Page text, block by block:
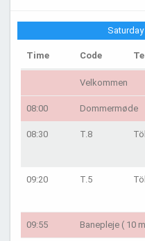
Time Code
Velkommen
08:00 Dommermøde
08:30 T.8
09:20 T.5
09:55 Banepleje ( 10